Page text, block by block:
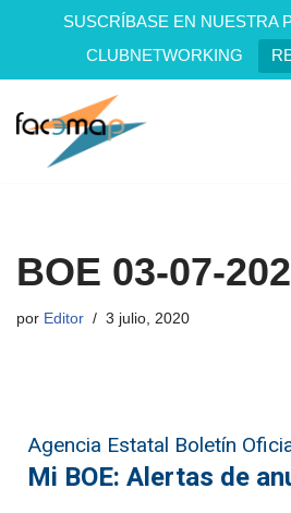
SUSCRÍBASE EN NUESTRA
CLUBNETWORKING
Saltar
BOE 03-07-
por Editor 3 julio, 2020
Agencia Estatal Boletín
Mi BOE: Alertas de